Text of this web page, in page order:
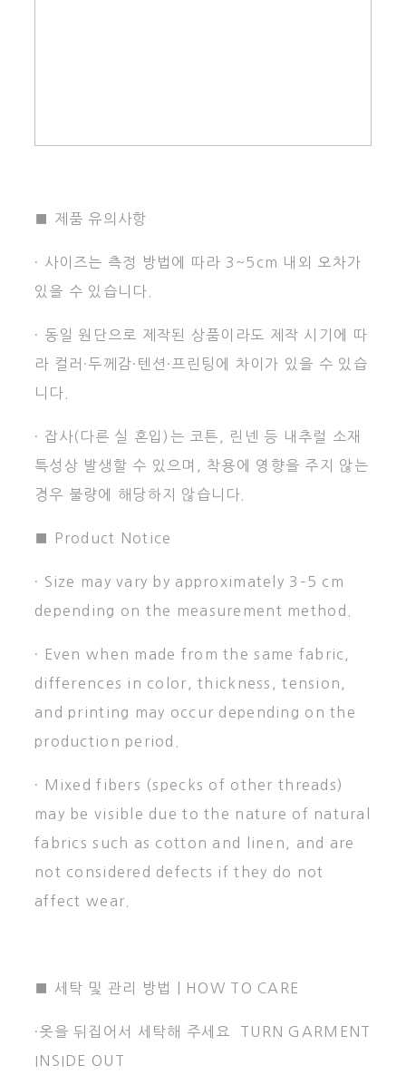
■ 제품 유의사항
· 사이즈는 측정 방법에 따라 3~5cm 내외 오차가
있을 수 있습니다.
· 동일 원단으로 제작된 상품이라도 제작 시기에 따
라 컬러·두께감·텐션·프린팅에 차이가 있을 수 있습
니다.
· 잡사(다른 실 혼입)는 코튼, 린넨 등 내추럴 소재
특성상 발생할 수 있으며, 착용에 영향을 주지 않는
경우 불량에 해당하지 않습니다.
■ Product Notice
· Size may vary by approximately 3–5 cm
depending on the measurement method.
· Even when made from the same fabric,
differences in color, thickness, tension,
and printing may occur depending on the
production period.
· Mixed fibers (specks of other threads)
may be visible due to the nature of natural
fabrics such as cotton and linen, and are
not considered defects if they do not
affect wear.
■ 세탁 및 관리 방법 | HOW TO CARE
·옷을 뒤집어서 세탁해 주세요 TURN GARMENT
INSIDE OUT